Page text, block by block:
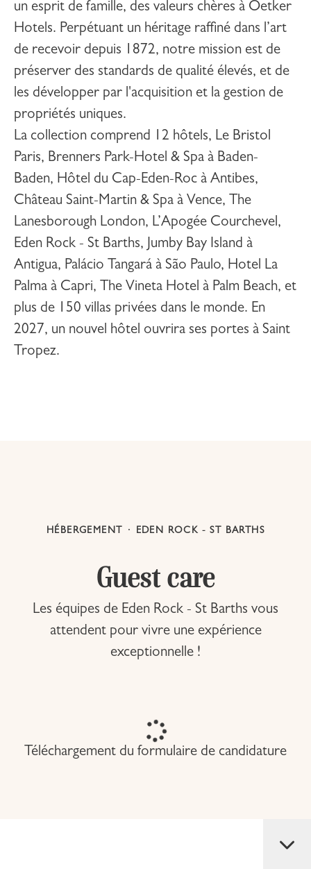
un esprit de famille, des valeurs chères à Oetker
Hotels. Perpétuant un héritage raffiné dans l’art
de recevoir depuis 1872, notre mission est de
préserver des standards de qualité élevés, et de
les développer par l'acquisition et la gestion de
propriétés uniques.
La collection comprend 12 hôtels, Le Bristol
Paris, Brenners Park-Hotel & Spa à Baden-
Baden, Hôtel du Cap-Eden-Roc à Antibes,
Château Saint-Martin & Spa à Vence, The
Lanesborough London, L’Apogée Courchevel,
Eden Rock - St Barths, Jumby Bay Island à
Antigua, Palácio Tangará à São Paulo, Hotel La
Palma à Capri, The Vineta Hotel à Palm Beach, et
plus de 150 villas privées dans le monde. En
2027, un nouvel hôtel ouvrira ses portes à Saint
Tropez.
HÉBERGEMENT · EDEN ROCK - ST BARTHS
Guest care
Les équipes de Eden Rock - St Barths vous
attendent pour vivre une expérience
exceptionnelle !
Téléchargement du formulaire de candidature